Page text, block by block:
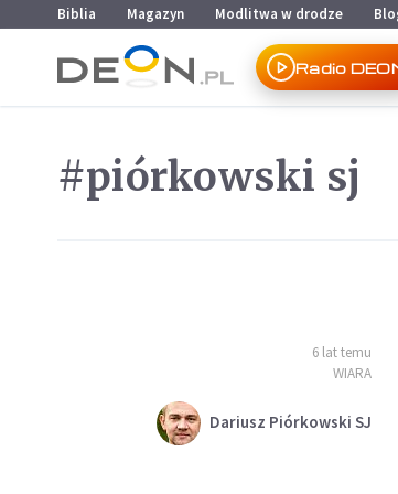
Przejdź do menu głównego
Przejdź do treści
Biblia Magazyn Modlitwa w drodze
Radio
#piórkowski sj
6 lat temu
WIARA
Dariusz Piórkowski SJ